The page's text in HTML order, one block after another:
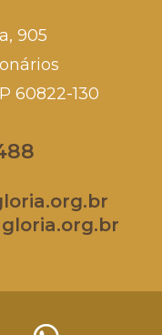
905
60822-130